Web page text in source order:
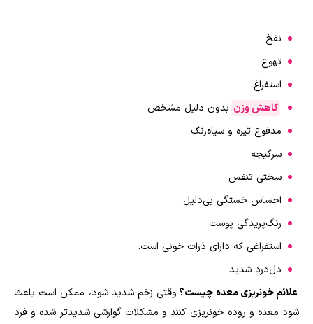
نفخ
تهوع
استفراغ
کاهش وزن بدون دلیل مشخص
مدفوع تیره و سیاه‌رنگ
سرگیجه
سختی تنفس
احساس خستگی بی‌دلیل
رنگ‌پریدگی پوست
استفراغی که دارای ذرات خونی است.
دل‌درد شدید
علائم خونریزی معده چیست؟ وقتی زخم ‌شدید شود، ممکن است باعث
شود معده و روده خونریزی کنند و مشکلات گوارشی شدیدتر شده و فرد